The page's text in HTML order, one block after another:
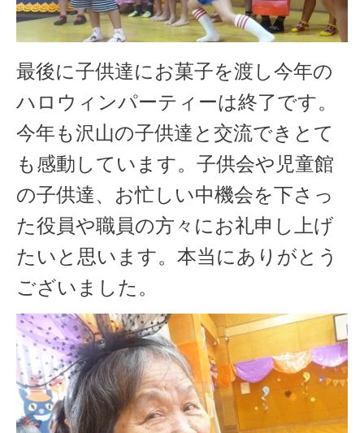
最後に子供達にお菓子を渡し今年の
ハロウィンパーティーは終了です。
今年も沢山の子供達と交流できとて
も感動しています。子供会や児童館
の子供達、お忙しい中機会を下さっ
た役員や職員の方々にお礼申し上げ
たいと思います。本当にありがとう
ございました。